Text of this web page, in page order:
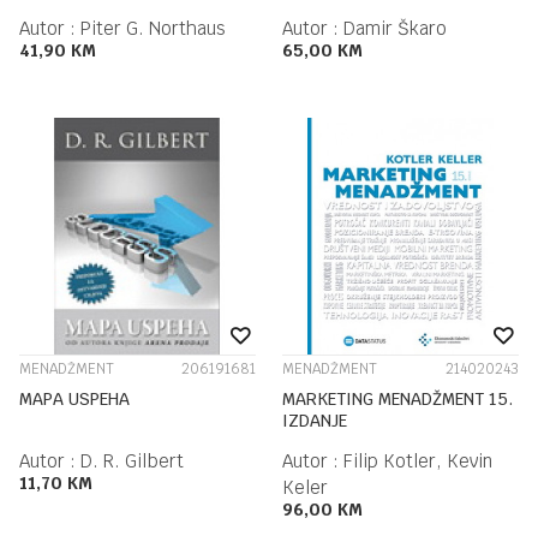
Autor : Piter G. Northaus
41,90 KM
Autor : Damir Škaro
65,00 KM
MENADŽMENT 206191681
MAPA USPEHA
Autor : D. R. Gilbert
11,70 KM
MENADŽMENT 214020243
MARKETING MENADŽMENT 15.
IZDANJE
Autor : Filip Kotler, Kevin
Keler
96,00 KM